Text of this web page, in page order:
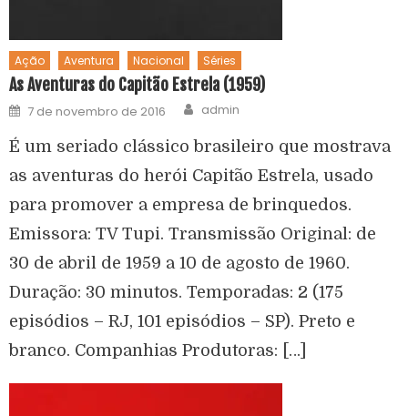
Ação Aventura Nacional Séries
As Aventuras do Capitão Estrela (1959)
7 de novembro de 2016 admin
É um seriado clássico brasileiro que mostrava
as aventuras do herói Capitão Estrela, usado
para promover a empresa de brinquedos.
Emissora: TV Tupi. Transmissão Original: de
30 de abril de 1959 a 10 de agosto de 1960.
Duração: 30 minutos. Temporadas: 2 (175
episódios – RJ, 101 episódios – SP). Preto e
branco. Companhias Produtoras: […]